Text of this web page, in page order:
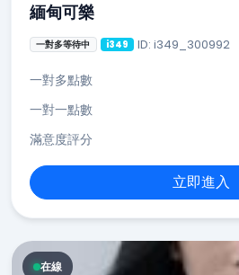
緬甸可樂
一對多等待中 i349 ID: i349_300992
一對多點數
一對一點數
滿意度評分
立即進入
在線